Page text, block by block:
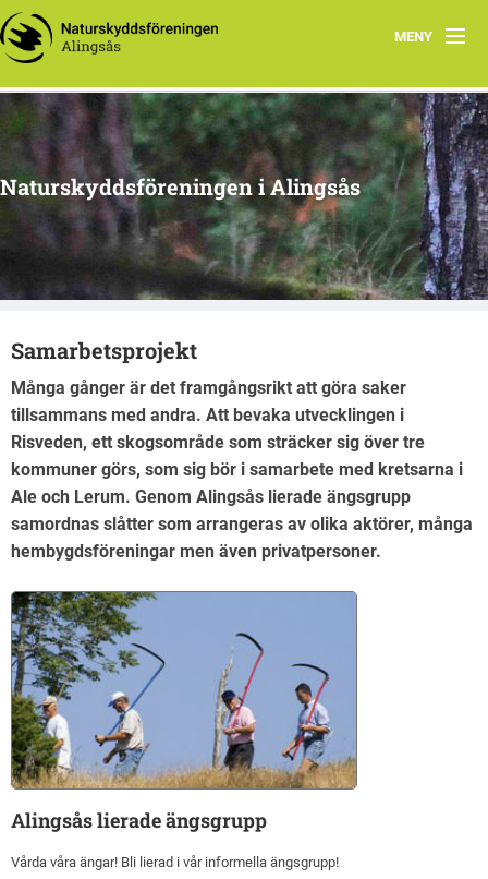
MENY
Aktuellt
Program 2026
Grupper
Samarbetsprojekt
Om oss
Naturskyddsföreningen i Alingsås
Samarbetsprojekt
Många gånger är det framgångsrikt att göra saker
tillsammans med andra. Att bevaka utvecklingen i
Risveden, ett skogsområde som sträcker sig över tre
kommuner görs, som sig bör i samarbete med kretsarna i
Ale och Lerum. Genom Alingsås lierade ängsgrupp
samordnas slåtter som arrangeras av olika aktörer, många
hembygdsföreningar men även privatpersoner.
Alingsås lierade ängsgrupp
Vårda våra ängar! Bli lierad i vår informella ängsgrupp!